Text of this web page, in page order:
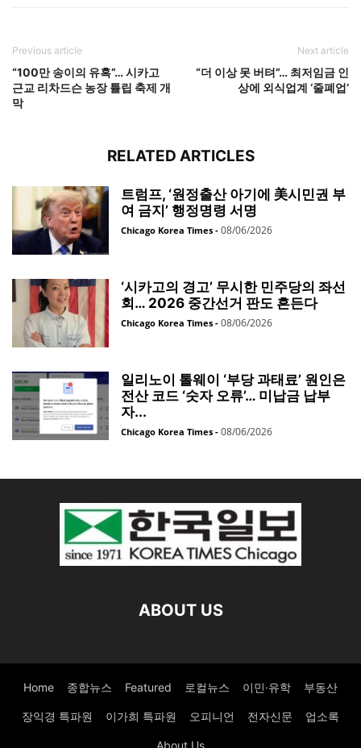
Previous article
“100만 송이의 유혹”… 시카고
근교 리차드슨 농장 튤립 축제 개
막
Next article
“더 이상 못 버텨”… 최저임금 인
상에 외식업계 ‘줄폐업’
RELATED ARTICLES
트럼프, ‘원정출산 아기에 美시민권 부
여 금지’ 행정명령 서명
Chicago Korea Times - 08/06/2026
‘시카고의 경고’ 무시한 민주당의 좌선
회… 2026 중간선거 판도 흔든다
Chicago Korea Times - 08/06/2026
일리노이 톨웨이 ‘부당 과태료’ 원인은
전산 코드 ‘숫자 오류’… 미납금 납부
자...
Chicago Korea Times - 08/06/2026
ABOUT US
Home 종합뉴스 Featured 로컬뉴스 이민·유학 부동산
장익경 특파원 이가희 특파원 오피니언 전자신문 업소록